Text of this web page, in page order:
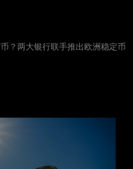
？两大银行联手推出欧洲稳定币